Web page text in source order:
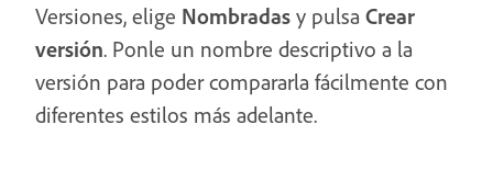
Versiones, elige Nombradas y pulsa Crear
versión. Ponle un nombre descriptivo a la
versión para poder compararla fácilmente con
diferentes estilos más adelante.